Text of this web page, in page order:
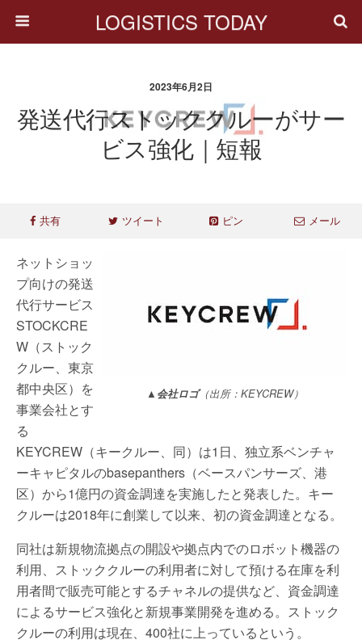
LOGISTICS TODAY
2023年6月2日
発送代行ストッククルーがサー
ビス強化｜短報
共有 ツイート ピン メール
▲会社ロゴ（出所：KEYCREW）
ネットショッ
プ向けの発送
代行サービス
STOCKCRE
W（ストック
クルー、東京
都中央区）を
事業会社とす
る
KEYCREW（キークルー、同）は1日、独立系ベンチャ
ーキャピタルのbasepanthers（ベースパンサーズ、港
区）から1億円の資金調達を実施したと発表した。キー
クルーは2018年に創業して以来、初の資金調達となる。
同社は新規物流拠点の開設や拠点内でのロボット機器の
利用、ストッククルーの利用者に対して預ける在庫を利
用者間で販売可能とするチャネルの提供など、資金調達
によるサービス強化と新規事業開発を進める。ストック
クルーの利用は現在、400社に上っているという。